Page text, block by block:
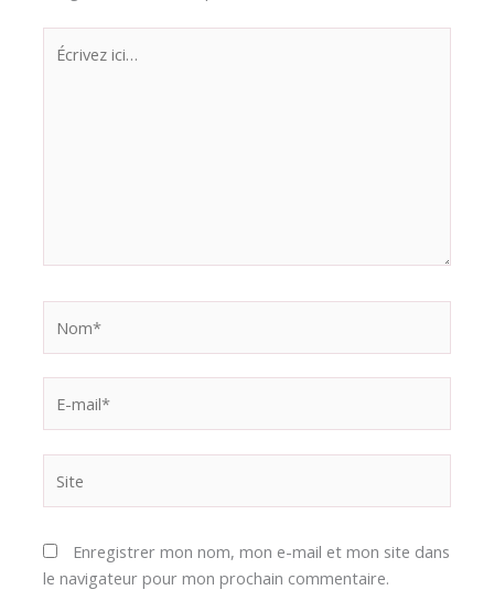
Écrivez
ici…
mail*
Enregistrer mon nom, mon e-mail et mon site dans
le navigateur pour mon prochain commentaire.